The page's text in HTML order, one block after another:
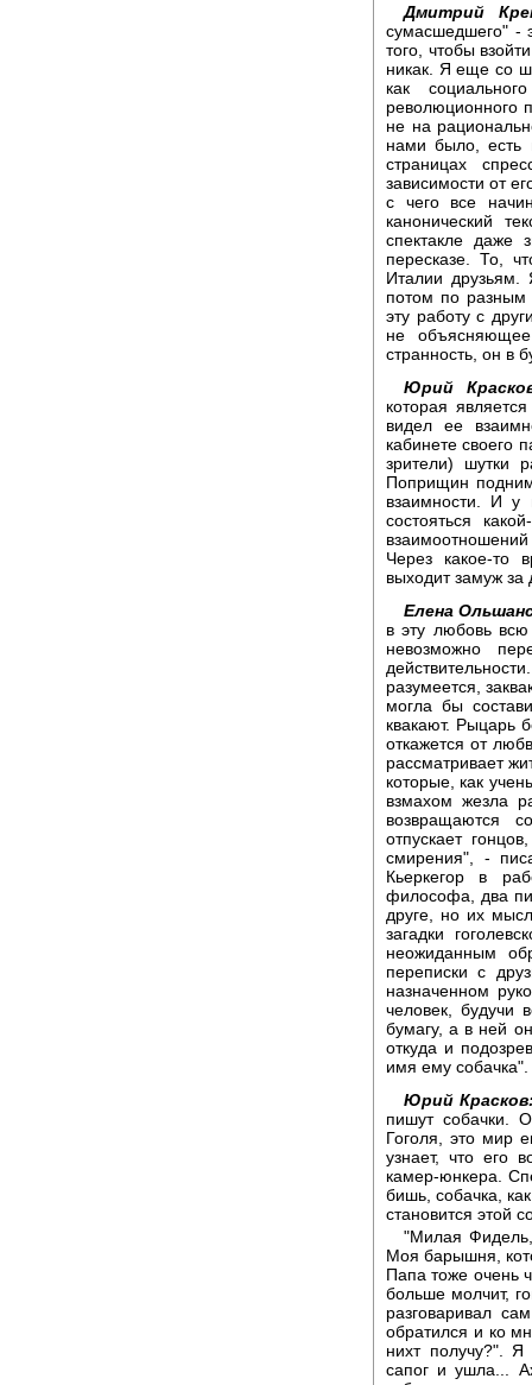
Дмитрий
сумасшедшего" -
того, чтобы
никак. Я еще со
как
революционного
не на
нами было, есть
страницах
зависимости от
с чего все
канонический
спектакле даже
пересказе. То,
Италии друзьям.
потом по разным
эту работу с
не
странность, он в
Юрий
которая
видел ее
кабинете своего
зрители) шутки
Поприщин
взаимности. И у
состояться
Через какое-то
выходит замуж за
Елена
в эту любовь
невозможно
разумеется,
могла бы
квакают. Рыцарь
откажется от
рассматривает
которые, как
взмахом жезла
возвращаются
отпускает
смирения", -
Кьеркегор в
философа, два
друге, но их
загадки
неожиданным
переписки с
назначенном
человек, будучи
бумагу, а в ней
откуда и
имя ему собачка".
Юрий
пишут собачки.
Гоголя, это мир
узнает, что его
камер-юнкера.
бишь, собачка,
становится этой
"Милая Фидель,
Моя барышня,
Папа тоже очень
больше молчит,
разговаривал
обратился и ко
нихт получу?".
сапог и ушла...